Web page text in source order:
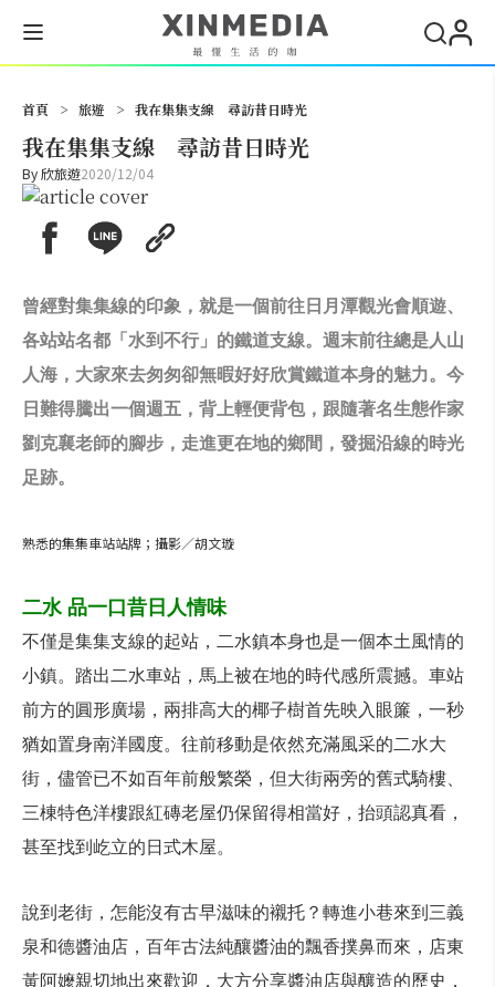
首頁 > 旅遊 > 我在集集支線 尋訪昔日時光
我在集集支線 尋訪昔日時光
By欣旅遊2020/12/04
曾經對集集線的印象，就是一個前往日月潭觀光會順遊、
各站站名都「水到不行」的鐵道支線。週末前往總是人山
人海，大家來去匆匆卻無暇好好欣賞鐵道本身的魅力。今
日難得騰出一個週五，背上輕便背包，跟隨著名生態作家
劉克襄老師的腳步，走進更在地的鄉間，發掘沿線的時光
足跡。
熟悉的集集車站站牌；攝影／胡文璇
二水 品一口昔日人情味
不僅是集集支線的起站，二水鎮本身也是一個本土風情的
小鎮。踏出二水車站，馬上被在地的時代感所震撼。車站
前方的圓形廣場，兩排高大的椰子樹首先映入眼簾，一秒
猶如置身南洋國度。往前移動是依然充滿風采的二水大
街，儘管已不如百年前般繁榮，但大街兩旁的舊式騎樓、
三棟特色洋樓跟紅磚老屋仍保留得相當好，抬頭認真看，
甚至找到屹立的日式木屋。
說到老街，怎能沒有古早滋味的襯托？轉進小巷來到三義
泉和德醬油店，百年古法純釀醬油的飄香撲鼻而來，店東
黃阿嬤親切地出來歡迎，大方分享醬油店與釀造的歷史，